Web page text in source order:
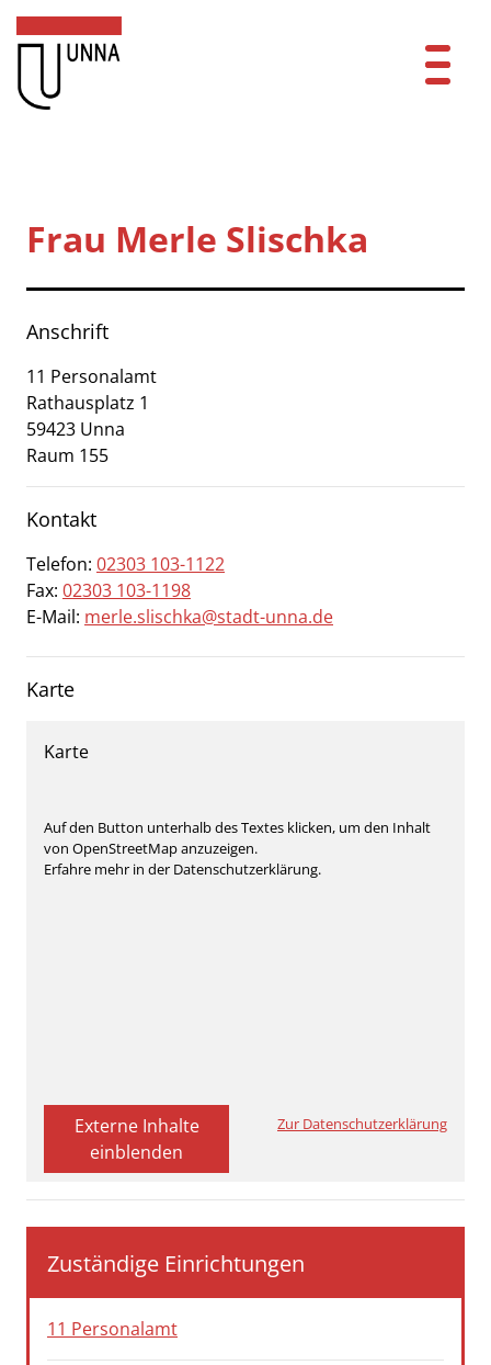
Zum Hauptinhalt springen
Zum Header
Zum Hauptinhalt
Zum Footer
Mitarbeitende A-Z
Anmelden
Frau Merle Slischka
Anschrift
11 Personalamt
Rathausplatz 1
59423 Unna
Raum 155
Kontakt
Telefon: 02303 103-1122
Fax: 02303 103-1198
E-Mail: merle.slischka@stadt-unna.de
Karte
Karte
Auf den Button unterhalb des Textes klicken, um den Inhalt
von OpenStreetMap anzuzeigen.
Erfahre mehr in der Datenschutzerklärung.
Externe Inhalte
einblenden
Zur Datenschutzerklärung
Zuständige Einrichtungen
11 Personalamt